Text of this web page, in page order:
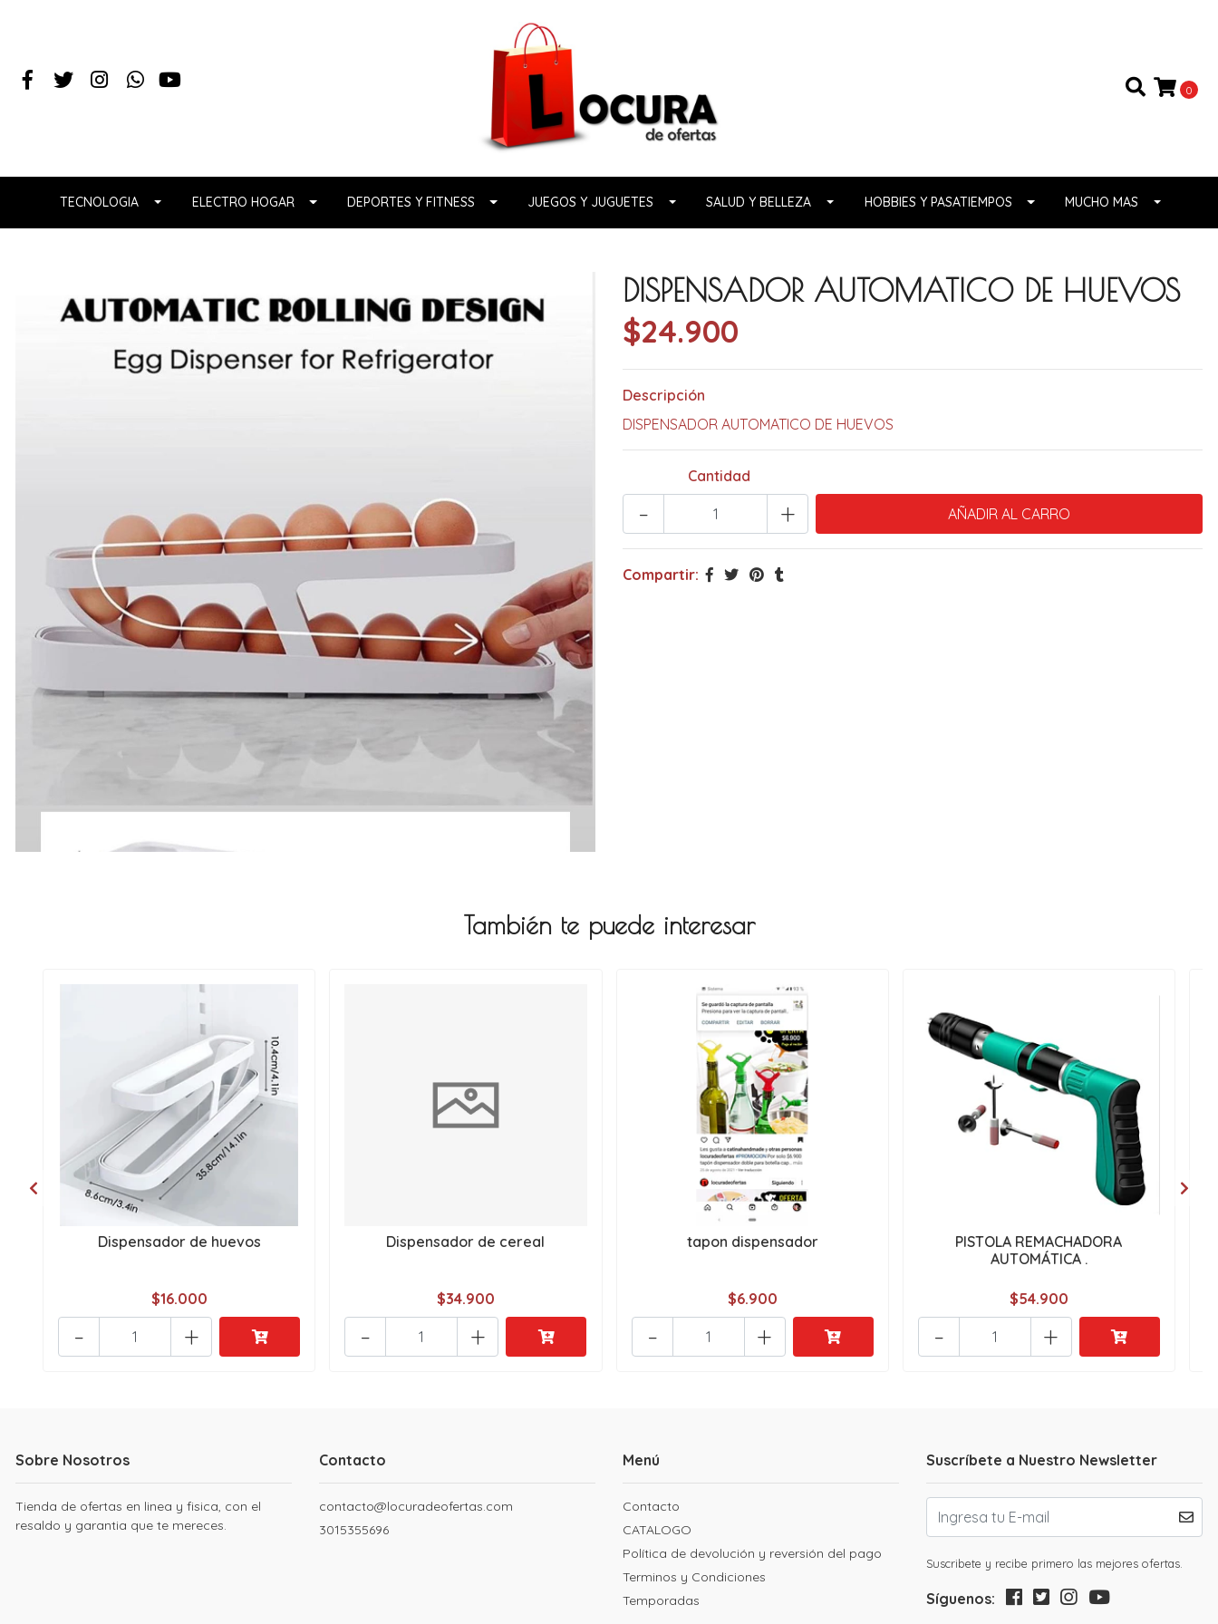
0
TECNOLOGIA ELECTRO HOGAR DEPORTES Y FITNESS JUEGOS Y JUGUETES SALUD Y BELLEZA HOBBIES Y PASATIEMPOS MUCHO MAS
DISPENSADOR AUTOMATICO DE HUEVOS
$24.900
Descripción
DISPENSADOR AUTOMATICO DE HUEVOS
Cantidad
+
-
Compartir:
También te puede interesar
Dispensador de huevos
$16.000
+
-
Dispensador de cereal
$34.900
+
-
tapon dispensador
$6.900
+
-
PISTOLA REMACHADORA
AUTOMÁTICA .
$54.900
+
-
Sobre Nosotros
Tienda de ofertas en linea y fisica, con el
resaldo y garantia que te mereces.
Contacto
contacto@locuradeofertas.com
3015355696
Menú
Contacto
CATALOGO
Política de devolución y reversión del pago
Terminos y Condiciones
Temporadas
Suscríbete a Nuestro Newsletter
Suscribete y recibe primero las mejores ofertas.
Síguenos: